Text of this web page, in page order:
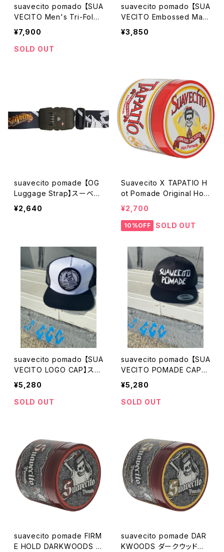
suavecito pomado 【SUA
VECITO Men's Tri-Fold
chain Wallet-AntiqueBro
wn】スアベシート スーベ
シート ポマード 財布
¥7,900
SOLD OUT
suavecito pomado 【SUA
VECITO Embossed Magi
c Wallet 】スアベシート
スーベシート ポマード
¥3,850
suavecito pomade 【OG
Luggage Strap】スーベシ
ート スアベシート ポマ
ード スーツケース 荷物
¥2,640
Suavecito X TAPATIO H
ot Pomade Original Hol
d Pomade ポマード 限
定 タパティオ ホットポマ
ード スーべシート
¥2,700
10%OFF SOLD OUT
suavecito pomado 【SUA
VECITO LOGO CAP】スア
ベシート キャップ ハッ
ト 限定 アジャスター調
整可能
¥5,280
SOLD OUT
suavecito pomado 【SUA
VECITO POMADE CAP】
スアベシートポマード キャ
ップ ハット アジャスター
調整可能 限定
¥5,280
SOLD OUT
suavecito pomade FIRM
E HOLD DARKWOODS ス
suavecito pomade DAR
KWOODS ダークウッド